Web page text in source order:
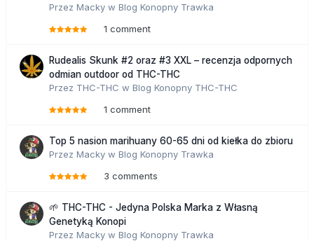
Przez Macky w Blog Konopny Trawka
1 comment
Rudealis Skunk #2 oraz #3 XXL – recenzja odpornych
odmian outdoor od THC-THC
Przez THC-THC w Blog Konopny THC-THC
1 comment
Top 5 nasion marihuany 60-65 dni od kiełka do zbioru
Przez Macky w Blog Konopny Trawka
3 comments
🌱 THC-THC - Jedyna Polska Marka z Własną
Genetyką Konopi
Przez Macky w Blog Konopny Trawka